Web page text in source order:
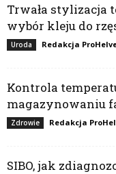
Trwała stylizacja
wybór kleju do
Uroda Redakcja
Kontrola
magazynowaniu
Zdrowie Redakcja
SIBO, jak